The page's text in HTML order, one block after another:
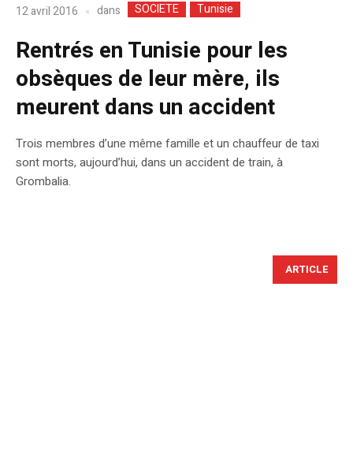
12 avril 2016 dans SOCIETE Tunisie
Rentrés en Tunisie pour les
obsèques de leur mère, ils
meurent dans un accident
Trois membres d’une même famille et un chauffeur de taxi
sont morts, aujourd’hui, dans un accident de train, à
Grombalia.
ARTICLE